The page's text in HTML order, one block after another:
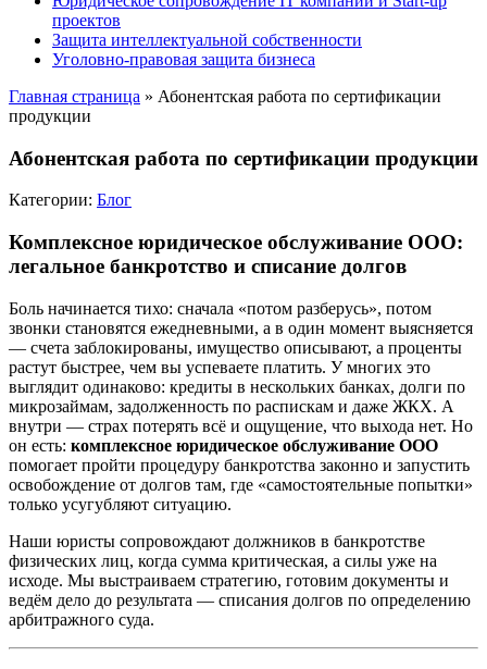
проектов
Защита интеллектуальной собственности
Уголовно-правовая защита бизнеса
Главная страница » Абонентская работа по сертификации
продукции
Абонентская работа по сертификации продукции
Категории: Блог
Комплексное юридическое обслуживание ООО:
легальное банкротство и списание долгов
Боль начинается тихо: сначала «потом разберусь», потом
звонки становятся ежедневными, а в один момент выясняется
— счета заблокированы, имущество описывают, а проценты
растут быстрее, чем вы успеваете платить. У многих это
выглядит одинаково: кредиты в нескольких банках, долги по
микрозаймам, задолженность по распискам и даже ЖКХ. А
внутри — страх потерять всё и ощущение, что выхода нет. Но
он есть: комплексное юридическое обслуживание ООО
помогает пройти процедуру банкротства законно и запустить
освобождение от долгов там, где «самостоятельные попытки»
только усугубляют ситуацию.
Наши юристы сопровождают должников в банкротстве
физических лиц, когда сумма критическая, а силы уже на
исходе. Мы выстраиваем стратегию, готовим документы и
ведём дело до результата — списания долгов по определению
арбитражного суда.